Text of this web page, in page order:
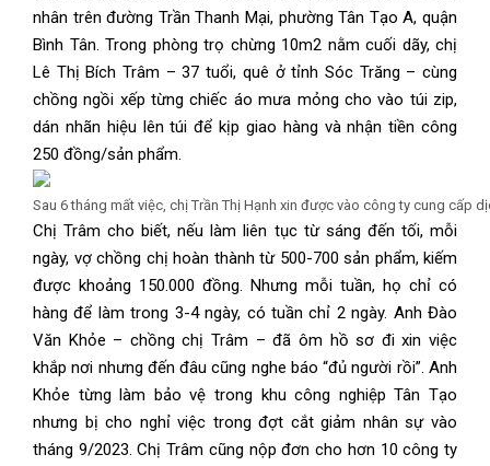
nhân trên đường Trần Thanh Mại, phường Tân Tạo A, quận
Bình Tân. Trong phòng trọ chừng 10m2 nằm cuối dãy, chị
Lê Thị Bích Trâm – 37 tuổi, quê ở tỉnh Sóc Trăng – cùng
chồng ngồi xếp từng chiếc áo mưa mỏng cho vào túi zip,
dán nhãn hiệu lên túi để kịp giao hàng và nhận tiền công
250 đồng/sản phẩm.
Sau 6 tháng mất việc, chị Trần Thị Hạnh xin được vào công ty cung cấp
Chị Trâm cho biết, nếu làm liên tục từ sáng đến tối, mỗi
ngày, vợ chồng chị hoàn thành từ 500-700 sản phẩm, kiếm
được khoảng 150.000 đồng. Nhưng mỗi tuần, họ chỉ có
hàng để làm trong 3-4 ngày, có tuần chỉ 2 ngày. Anh Đào
Văn Khỏe – chồng chị Trâm – đã ôm hồ sơ đi xin việc
khắp nơi nhưng đến đâu cũng nghe báo “đủ người rồi”. Anh
Khỏe từng làm bảo vệ trong khu công nghiệp Tân Tạo
nhưng bị cho nghỉ việc trong đợt cắt giảm nhân sự vào
tháng 9/2023. Chị Trâm cũng nộp đơn cho hơn 10 công ty